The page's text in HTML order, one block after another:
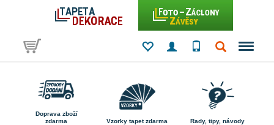
Doprava zboží
zdarma
Vzorky tapet zdarma Rady, tipy, návody